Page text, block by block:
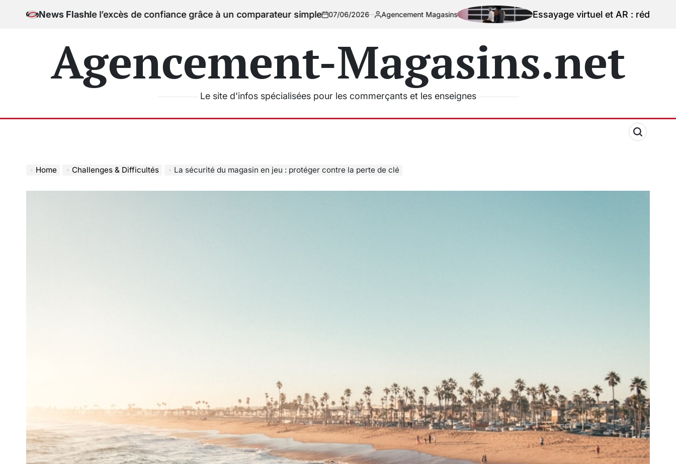
News Flash
de l’excès de confiance grâce à un comparateur simpleon
07/06/2026
Posted
Agencement Magasins Essayage virtuel et AR : réduire la peur de
Agencement-Magasins.net
Le site d'infos spécialisées pour les commerçants et les enseignes
Home Challenges & Difficultés La sécurité du magasin en jeu : protéger contre la perte de clé